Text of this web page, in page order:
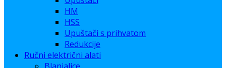
HM
HSS
Upuštači s prihvatom
Redukcije
Ručni električni alati